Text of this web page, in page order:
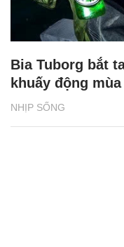
NHỊP SỐNG
Bia Tuborg bắt
khuấy động mùa